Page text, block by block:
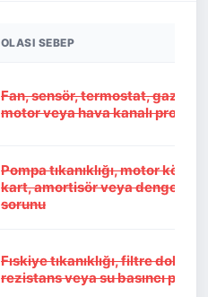
OLASI SEBEP
Fan, sensör, termostat, gaz
motor veya hava kanalı
Pompa tıkanıklığı, motor
kart, amortisör veya dengesiz
sorunu
Fıskiye tıkanıklığı, filtre
rezistans veya su basıncı